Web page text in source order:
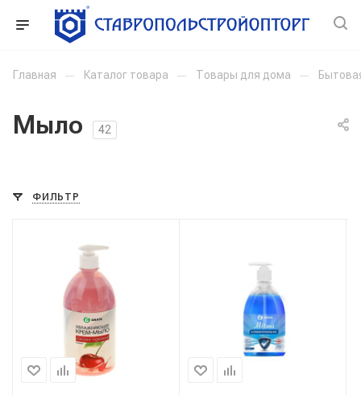
Главная — Каталог товара — Товары для дома —
Мыло 42
ФИЛЬТР